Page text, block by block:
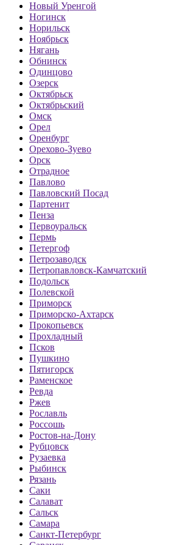
Новый Уренгой
Ногинск
Норильск
Ноябрьск
Нягань
Обнинск
Одинцово
Озерск
Октябрьск
Октябрьский
Омск
Орел
Оренбург
Орехово-Зуево
Орск
Отрадное
Павлово
Павловский Посад
Партенит
Пенза
Первоуральск
Пермь
Петергоф
Петрозаводск
Петропавловск-Камчатский
Подольск
Полевской
Приморск
Приморско-Ахтарск
Прокопьевск
Прохладный
Псков
Пушкино
Пятигорск
Раменское
Ревда
Ржев
Рославль
Россошь
Ростов-на-Дону
Рубцовск
Рузаевка
Рыбинск
Рязань
Саки
Салават
Сальск
Самара
Санкт-Петербург